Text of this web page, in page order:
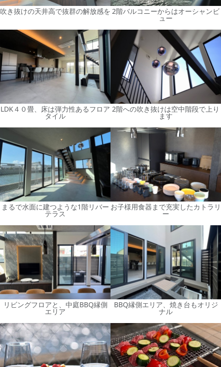
吹き抜けの天井高で抜群の解放感を 2階バルコニーからはオーシャンビ
ュー
LDK４０畳、床は弾力性あるフロア
タイル
2階への吹き抜けは空中階段で上り
ます
まるで水面に建つような1階リバー
テラス
お子様用食器まで充実したカトラリ
ー
リビングフロアと、中庭BBQ縁側
エリア
BBQ縁側エリア、焼き台もオリジ
ナル